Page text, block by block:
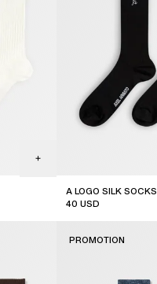
A LOGO SILK SOCKS
40 USD
PROMOTION